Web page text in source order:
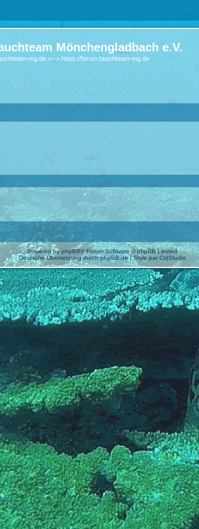
Mönchengladbach e.V.
mg.de <--> https://forum.tauchteam-mg.de
Powered by phpBB® Forum Software © phpBB Limited
Deutsche Übersetzung durchphpBB.de| Style par Cri|Studio